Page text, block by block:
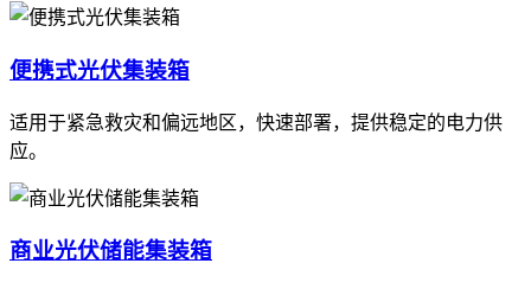
便携式光伏集装箱
适用于紧急救灾和偏远地区，快速部署，提供稳定的电力供
应。
商业光伏储能集装箱